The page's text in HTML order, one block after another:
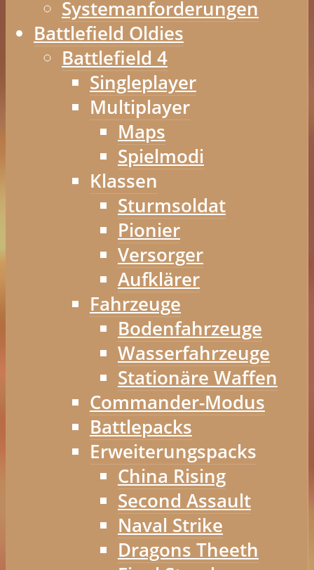
Systemanforderungen
Battlefield Oldies
Battlefield 4
Singleplayer
Multiplayer
Maps
Spielmodi
Klassen
Sturmsoldat
Pionier
Versorger
Aufklärer
Fahrzeuge
Bodenfahrzeuge
Wasserfahrzeuge
Stationäre Waffen
Commander-Modus
Battlepacks
Erweiterungspacks
China Rising
Second Assault
Naval Strike
Dragons Theeth